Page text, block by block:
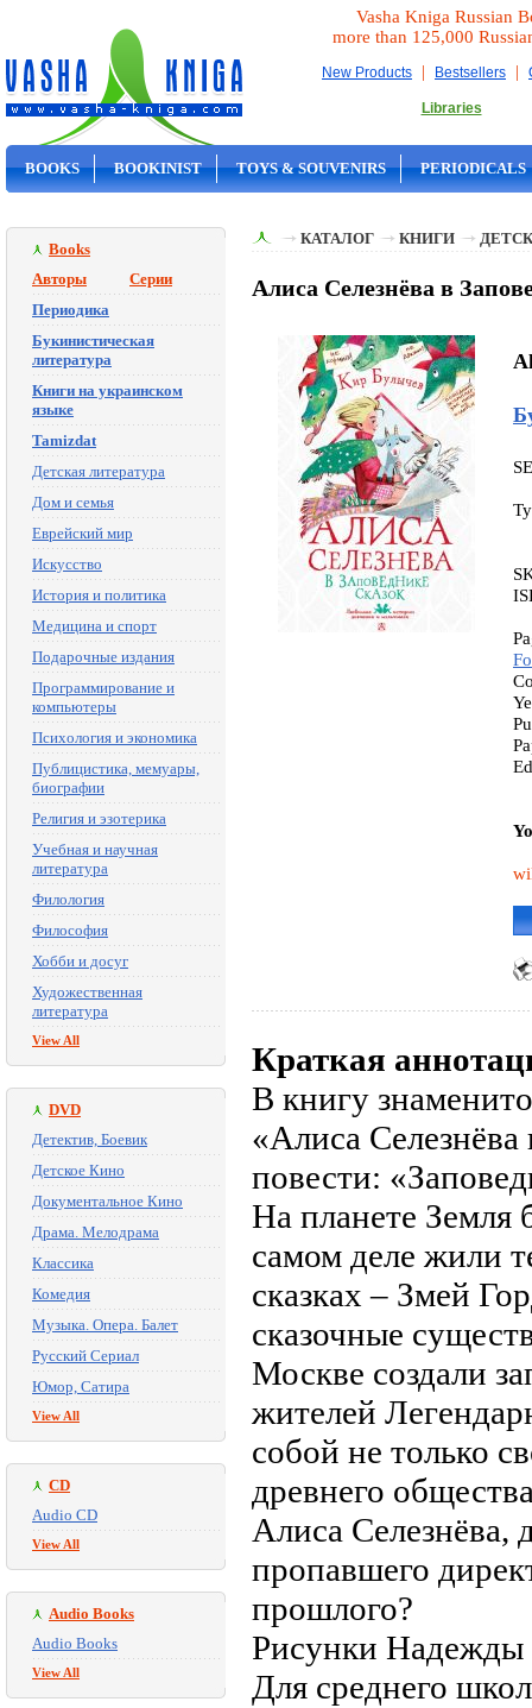
Vasha Kniga Russian
more than 125,000
New Products | Bestsellers |
Libraries
BOOKS BOOKINIST TOYS & SOUVENIRS PERIODICALS
Books
Авторы
Серии
Периодика
Букинистическая
литература
Книги на украинском
языке
Tamizdat
Детская литература
Дом и семья
Еврейский мир
Искусство
История и политика
Медицина и спорт
Подарочные издания
Программирование и
компьютеры
Психология и экономика
Публицистика, мемуары,
биографии
Религия и эзотерика
Учебная и научная
литература
Филология
Философия
Хобби и досуг
Художественная
литература
View All
DVD
Детектив, Боевик
Детское Кино
Документальное Кино
Драма. Мелодрама
Классика
Комедия
Музыка. Опера. Балет
Русский Сериал
Юмор, Сатира
View All
CD
Audio CD
View All
Audio Books
Audio Books
View All
КАТАЛОГ КНИГИ
Алиса Селезнёва в
Краткая
В книгу
«Алиса Селезнёва
повести:
На планете Земля
самом деле жили
сказках – Змей
сказочные
Москве создали
жителей
собой не только
древнего
Алиса Селезнёва,
пропавшего
прошлого?
Рисунки Надежды
Для среднего